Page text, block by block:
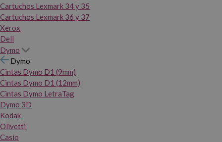
Cartuchos Lexmark 34 y 35
Cartuchos Lexmark 36 y 37
Xerox
Dell
Dymo
Dymo
Cintas Dymo D1 (9mm)
Cintas Dymo D1 (12mm)
Cintas Dymo LetraTag
Dymo 3D
Kodak
Olivetti
Casio